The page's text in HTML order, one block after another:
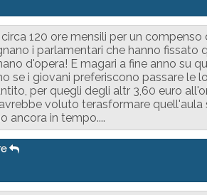
120 ore mensili per un compenso
i parlamentari che hanno fissato
d'opera! E magari a fine anno su
se i giovani preferiscono passare le
per quegli degli altr 3,60 euro
voluto terasformare quell'aula
ancora in tempo....